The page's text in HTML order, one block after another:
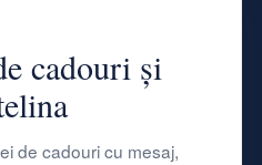
cadouri și
de cadouri cu mesaj,